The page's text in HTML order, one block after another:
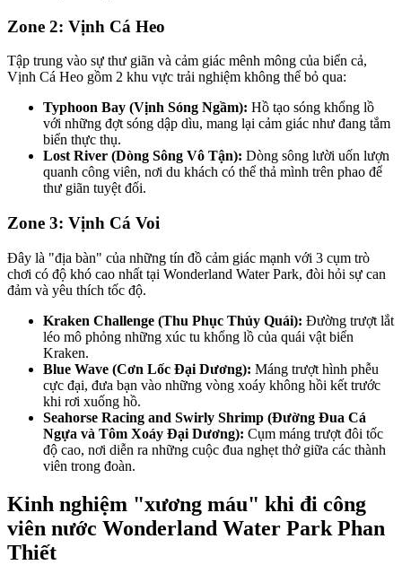
Zone 2: Vịnh Cá Heo
Tập trung vào sự thư giãn và cảm giác mênh mông của biển cả,
Vịnh Cá Heo gồm 2 khu vực trải nghiệm không thể bỏ qua:
Typhoon Bay (Vịnh Sóng Ngầm): Hồ tạo sóng khổng lồ
với những đợt sóng dập dìu, mang lại cảm giác như đang tắm
biển thực thụ.
Lost River (Dòng Sông Vô Tận): Dòng sông lười uốn lượn
quanh công viên, nơi du khách có thể thả mình trên phao để
thư giãn tuyệt đối.
Zone 3: Vịnh Cá Voi
Đây là "địa bàn" của những tín đồ cảm giác mạnh với 3 cụm trò
chơi có độ khó cao nhất tại Wonderland Water Park, đòi hỏi sự can
đảm và yêu thích tốc độ.
Kraken Challenge (Thu Phục Thủy Quái): Đường trượt lắt
léo mô phỏng những xúc tu khổng lồ của quái vật biển
Kraken.
Blue Wave (Cơn Lốc Đại Dương): Máng trượt hình phễu
cực đại, đưa bạn vào những vòng xoáy không hồi kết trước
khi rơi xuống hồ.
Seahorse Racing and Swirly Shrimp (Đường Đua Cá
Ngựa và Tôm Xoáy Đại Dương): Cụm máng trượt đôi tốc
độ cao, nơi diễn ra những cuộc đua nghẹt thở giữa các thành
viên trong đoàn.
Kinh nghiệm "xương máu" khi đi công
viên nước Wonderland Water Park Phan
Thiết